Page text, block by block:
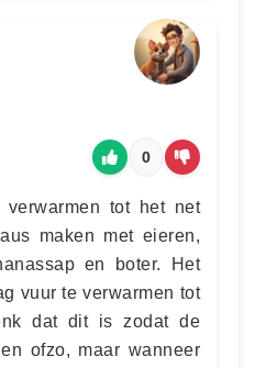
0
tot het net
maken met eieren,
en boter. Het
vuur te verwarmen tot
dat dit is zodat de
ofzo, maar wanneer